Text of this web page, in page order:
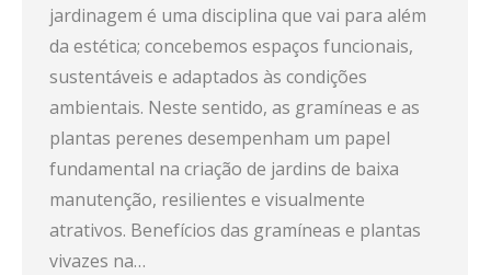
jardinagem é uma disciplina que vai para além
da estética; concebemos espaços funcionais,
sustentáveis ​​e adaptados às condições
ambientais. Neste sentido, as gramíneas e as
plantas perenes desempenham um papel
fundamental na criação de jardins de baixa
manutenção, resilientes e visualmente
atrativos. Benefícios das gramíneas e plantas
vivazes na…